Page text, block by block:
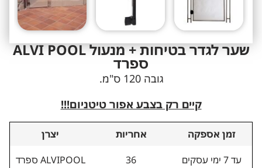
שער לגדר בטיחות + מנעול ALVI POOL
ספרד
גובה 120 ס"מ.
קיים רק בצבע אפור טיטניום!!!
זמן אספקה
עד 7 ימי עסקים
אחריות
36
יצרן
ALVIPOOL ספרד